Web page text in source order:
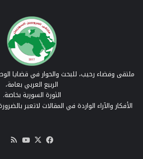
ملتقى وفضاء رحيب، للبحث والحوار في قضايا
الربيع العربي بعامة،
الثورة السورية بخاصة.
الأفكار والآراء الواردة في المقالات لاتعبر
فيسبوك
‫X